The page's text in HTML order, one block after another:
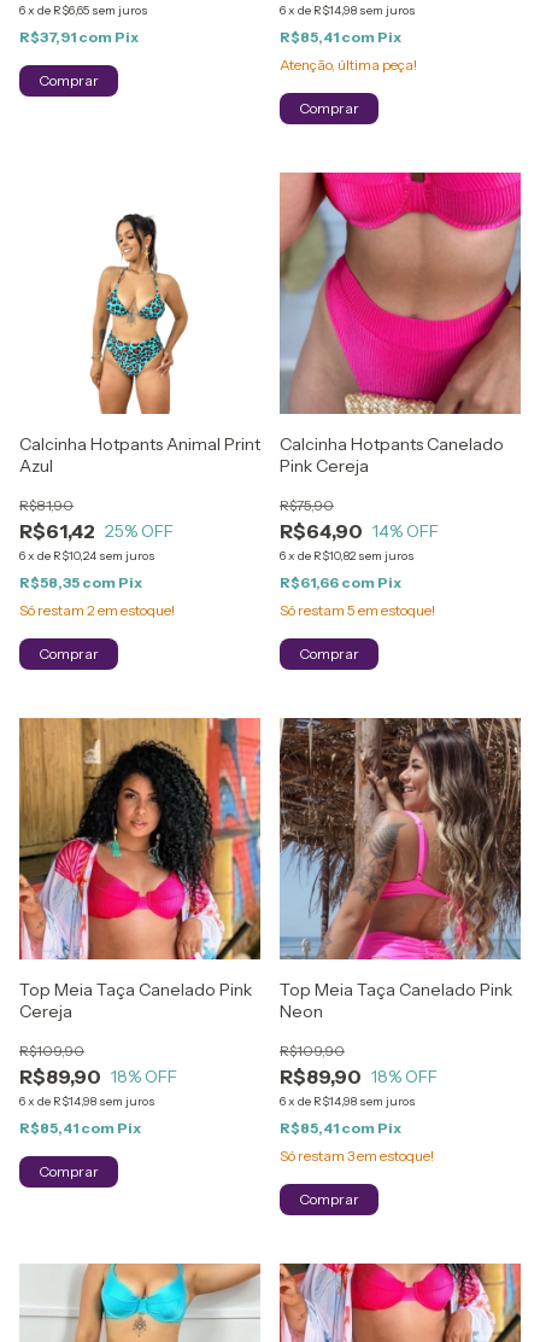
6x de R$6,65 sem juros
R$37,91 com Pix
Comprar
6x de R$14,98 sem juros
R$85,41 com Pix
Atenção, última peça!
Comprar
Calcinha Hotpants Animal Print
Azul
R$61,42
R$81,90
25% OFF
6x de R$10,24 sem juros
R$58,35 com Pix
Só restam 2em estoque!
Comprar
Calcinha Hotpants Canelado
Pink Cereja
R$64,90
R$75,90
14% OFF
6x de R$10,82 sem juros
R$61,66 com Pix
Só restam 5 em estoque!
Comprar
Top Meia Taça Canelado Pink
Cereja
R$89,90
R$109,90
18% OFF
6x de R$14,98 sem juros
R$85,41 com Pix
Comprar
Top Meia Taça Canelado Pink
Neon
R$89,90
R$109,90
18% OFF
6x de R$14,98 sem juros
R$85,41 com Pix
Só restam 3em estoque!
Comprar